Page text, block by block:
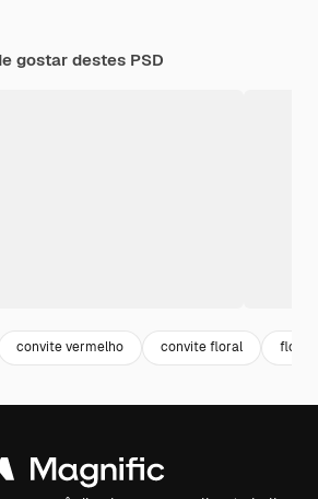
gostar destes PSD
convite vermelho convite floral flor